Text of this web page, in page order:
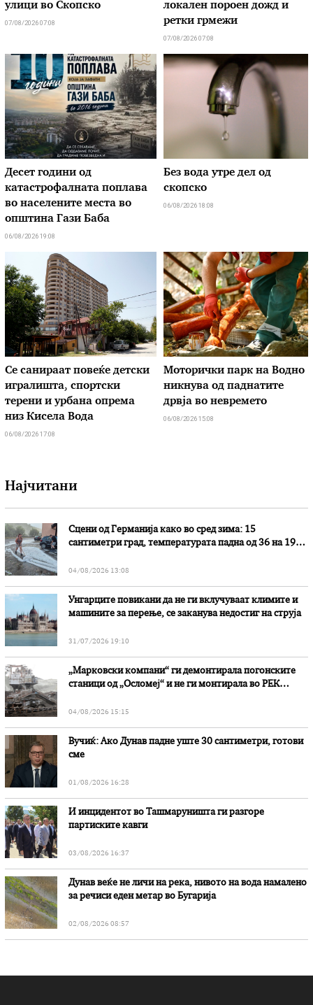
улици во Скопско
07/08/2026 07:08
локален пороен дожд и
ретки грмежи
07/08/2026 07:08
Десет години од
катастрофалната поплава
во населените места во
општина Гази Баба
06/08/2026 19:08
Без вода утре дел од
скопско
06/08/2026 18:08
Се санираат повеќе детски
игралишта, спортски
терени и урбана опрема
низ Кисела Вода
06/08/2026 17:08
Моторички парк на Водно
никнува од паднатите
дрвја во невремето
06/08/2026 15:08
Најчитани
Сцени од Германија како во сред зима: 15
сантиметри град, температурата падна од 36 на 19
04/08/2026 13:08
Унгарците повикани да не ги вклучуваат климите и
машините за перење, се заканува недостиг на струја
31/07/2026 19:10
„Марковски компани“ ги демонтирала погонските
станици од „Осломеј“ и не ги монтирала во РЕК
04/08/2026 15:15
Вучиќ: Ако Дунав падне уште 30 сантиметри, готови
сме
01/08/2026 16:28
И инцидентот во Ташмаруништa ги разгоре
партиските кавги
03/08/2026 16:37
Дунав веќе не личи на река, нивото на вода намалено
за речиси еден метар во Бугарија
02/08/2026 08:57